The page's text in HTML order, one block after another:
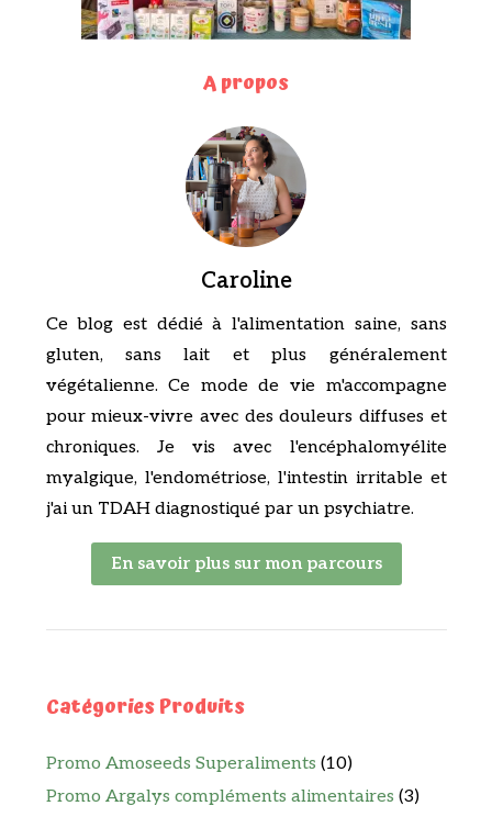
A propos
Caroline
Ce blog est dédié à l'alimentation saine, sans
gluten, sans lait et plus généralement
végétalienne. Ce mode de vie m'accompagne
pour mieux-vivre avec des douleurs diffuses et
chroniques. Je vis avec l'encéphalomyélite
myalgique, l'endométriose, l'intestin irritable et
j'ai un TDAH diagnostiqué par un psychiatre.
En savoir plus sur mon parcours
Catégories Produits
Promo Amoseeds Superaliments (10)
Promo Argalys compléments alimentaires (3)